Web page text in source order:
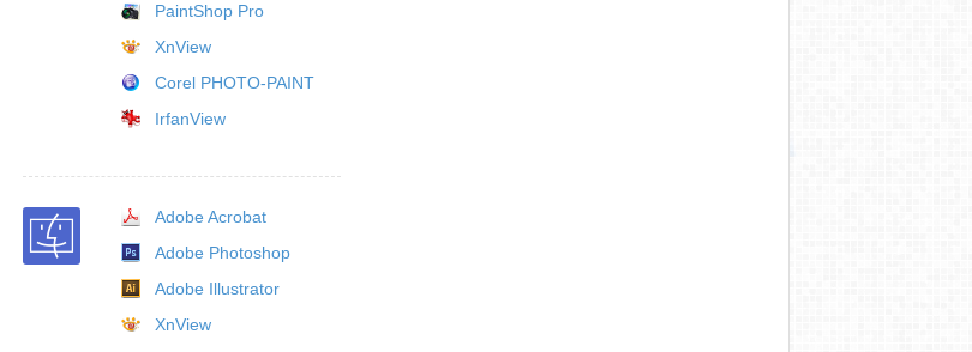
PaintShop Pro
XnView
Corel PHOTO-PAINT
IrfanView
Adobe Acrobat
Adobe Photoshop
Adobe Illustrator
XnView